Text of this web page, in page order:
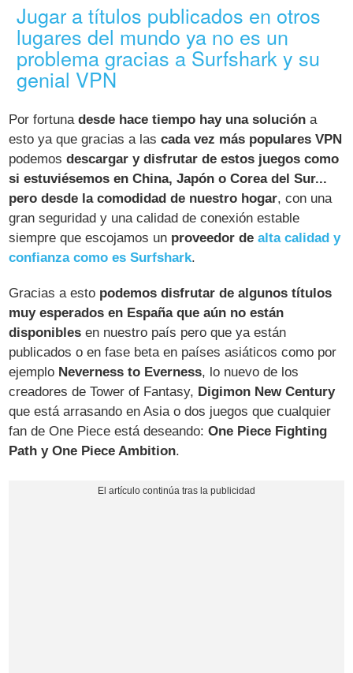
Jugar a títulos publicados en otros
lugares del mundo ya no es un
problema gracias a Surfshark y su
genial VPN
Por fortunadesde hace tiempo hay una solución a
esto ya que gracias a lascada vez más populares VPN
podemosdescargar y disfrutar de estos juegos como
si estuviésemos en China, Japón o Corea del Sur...
pero desde la comodidad de nuestro hogar, con una
gran seguridad y una calidad de conexión estable
siempre que escojamos un proveedor dealta calidad y
confianza como es Surfshark.
Gracias a esto podemos disfrutar de algunos títulos
muy esperados en España que aún no están
disponibles en nuestro país pero que ya están
publicados o en fase beta en países asiáticos como por
ejemplo Neverness to Everness, lo nuevo de los
creadores de Tower of Fantasy, Digimon New Century
que está arrasando en Asia o dos juegos que cualquier
fan de One Piece está deseando:One Piece Fighting
Path y One Piece Ambition.